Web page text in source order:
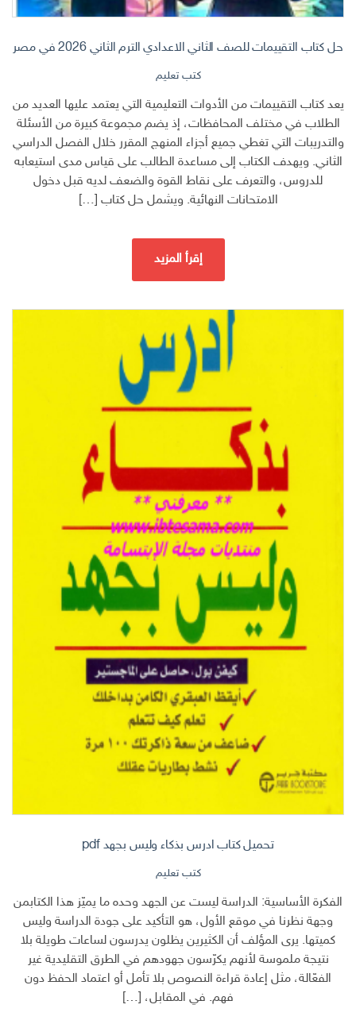
حل كتاب التقييمات للصف الثاني الاعدادي الترم الثاني 2026 في مصر
كتب تعليم
يعد كتاب التقييمات من الأدوات التعليمية التي يعتمد عليها العديد من
الطلاب في مختلف المحافظات، إذ يضم مجموعة كبيرة من الأسئلة
والتدريبات التي تغطي جميع أجزاء المنهج المقرر خلال الفصل الدراسي
الثاني. ويهدف الكتاب إلى مساعدة الطالب على قياس مدى استيعابه
للدروس، والتعرف على نقاط القوة والضعف لديه قبل دخول
الامتحانات النهائية. ويشمل حل كتاب […]
إقرأ المزيد
تحميل كتاب ادرس بذكاء وليس بجهد pdf
كتب تعليم
الفكرة الأساسية: الدراسة ليست عن الجهد وحده ما يميّز هذا الكتابمن
وجهة نظرنا في موقع الأول، هو التأكيد على جودة الدراسة وليس
كميتها. يرى المؤلف أن الكثيرين يظلون يدرسون لساعات طويلة بلا
نتيجة ملموسة لأنهم يكرّسون جهودهم في الطرق التقليدية غير
الفعّالة، مثل إعادة قراءة النصوص بلا تأمل أو اعتماد الحفظ دون
فهم. في المقابل، […]